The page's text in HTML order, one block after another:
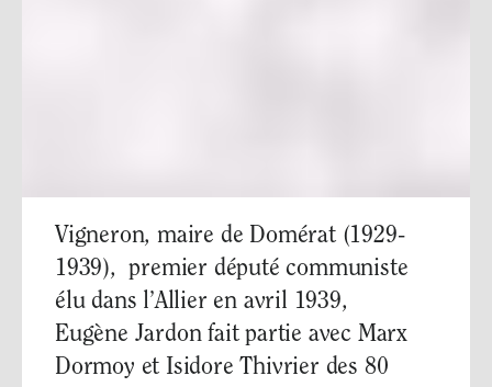
Vigneron, maire de Domérat (1929-
1939), premier député communiste
élu dans l’Allier en avril 1939,
Eugène Jardon fait partie avec Marx
Dormoy et Isidore Thivrier des 80